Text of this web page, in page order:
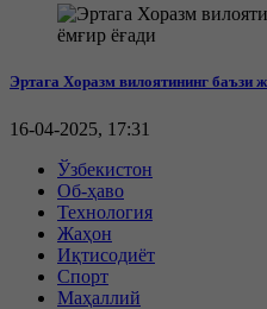
Эртага Хоразм вилоятининг баъзи
16-04-2025, 17:31
Ўзбекистон
Об-ҳаво
Технология
Жаҳон
Иқтисодиёт
Спорт
Маҳаллий